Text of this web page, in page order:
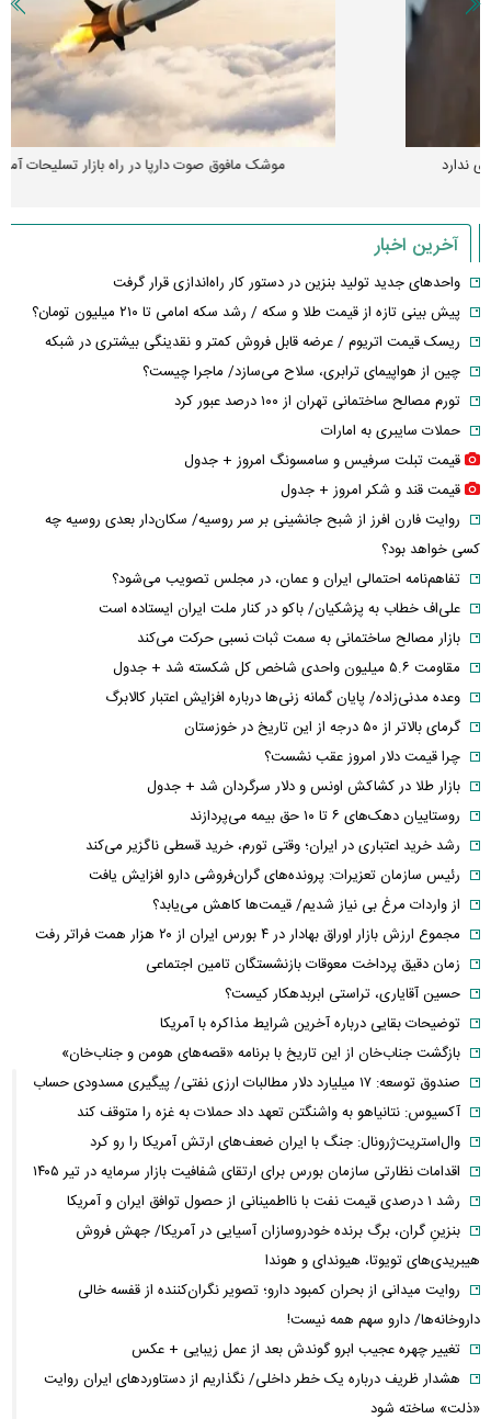
موشک مافوق صوت دارپا در راه بازار تسلیحات آمریکا
آخرین اخبار
واحدهای جدید تولید بنزین در دستور کار راه‌اندازی قرار گرفت
پیش بینی تازه از قیمت طلا و سکه / رشد سکه امامی تا ۲۱۰ میلیون تومان؟
ریسک قیمت اتریوم / عرضه قابل فروش کمتر و نقدینگی بیشتری در شبکه
چین از هواپیمای ترابری، سلاح می‌سازد/ ماجرا چیست؟
تورم مصالح ساختمانی تهران از ۱۰۰ درصد عبور کرد
حملات سایبری به امارات
قیمت تبلت سرفیس و سامسونگ امروز + جدول
قیمت قند و شکر امروز + جدول
روایت فارن افرز از شبح جانشینی بر سر روسیه/ سکان‌دار بعدی روسیه چه
کسی خواهد بود؟
تفاهم‌نامه احتمالی ایران و عمان، در مجلس تصویب می‌شود؟
علی‌اف خطاب به پزشکیان/ باکو در کنار ملت ایران ایستاده است
بازار مصالح ساختمانی به سمت ثبات نسبی حرکت می‌کند
مقاومت ۵.۶ میلیون واحدی شاخص کل شکسته شد + جدول
وعده مدنی‌زاده/ پایان گمانه زنی‌ها درباره افزایش اعتبار کالابرگ
گرمای بالاتر از ۵۰ درجه از این تاریخ در خوزستان
چرا قیمت دلار امروز عقب نشست؟
بازار طلا در کشاکش اونس و دلار سرگردان شد + جدول
روستاییان دهک‌های ۶ تا ۱۰ حق بیمه می‌پردازند
رشد خرید اعتباری در ایران؛ وقتی تورم، خرید قسطی ناگزیر می‌کند
رئیس سازمان تعزیرات: پرونده‌های گران‌فروشی دارو افزایش یافت
از واردات مرغ بی نیاز شدیم/ قیمت‌ها کاهش می‌یابد؟
مجموع ارزش بازار اوراق بهادار در ۴ بورس ایران از ۲۰ هزار همت فراتر رفت
زمان دقیق پرداخت معوقات بازنشستگان تامین اجتماعی
حسین آقایاری، تراستی ابربدهکار کیست؟
توضیحات بقایی درباره آخرین شرایط مذاکره با آمریکا
بازگشت جناب‌خان از این تاریخ با برنامه «قصه‌های هومن و جناب‌خان»
صندوق توسعه: ۱۷ میلیارد دلار مطالبات ارزی نفتی/ پیگیری مسدودی حساب
آکسیوس: نتانیاهو به واشنگتن تعهد داد حملات به غزه را متوقف کند
وال‌استریت‌ژرونال: جنگ با ایران ضعف‌های ارتش آمریکا را رو کرد
اقدامات نظارتی سازمان بورس برای ارتقای شفافیت بازار سرمایه در تیر ۱۴۰۵
رشد ۱ درصدی قیمت نفت با نااطمینانی از حصول توافق ایران و آمریکا
بنزینِ گران، برگ برنده خودروسازان آسیایی در آمریکا/ جهش فروش
هیبریدی‌های تویوتا، هیوندای و هوندا
روایت میدانی از بحران کمبود دارو؛ تصویر نگران‌کننده از قفسه خالی
داروخانه‌ها/ دارو سهم همه نیست!
تغییر چهره عجیب ابرو گوندش بعد از عمل زیبایی + عکس
هشدار ظریف درباره یک خطر داخلی/ نگذاریم از دستاوردهای ایران روایت
«ذلت» ساخته شود